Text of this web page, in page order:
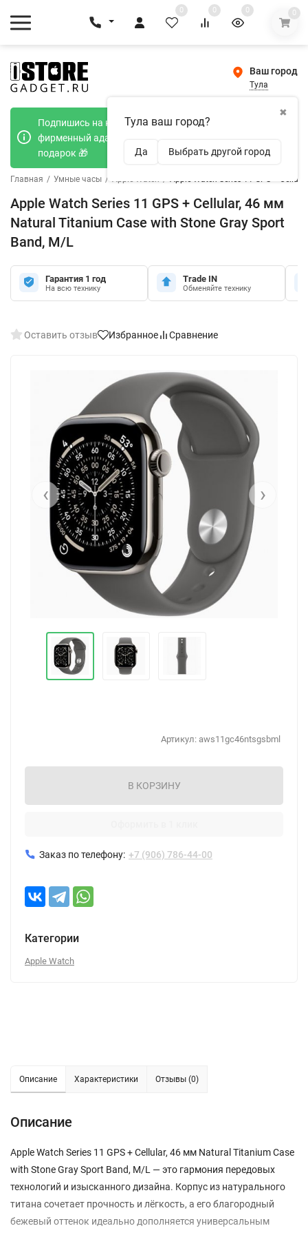
0 0 0 0
Ваш город
Тула
✖
Тула ваш город?
Да Выбрать другой город
Подпишись на наш телеграмм канал и получи
фирменный адаптер Type-C 20W при покупке в
подарок 🎁
Главная / Умные часы / Apple Watch / Apple Watch Series 11 GPS +
Apple Watch Series 11 GPS + Cellular, 46 мм
Natural Titanium Case with Stone Gray Sport
Band, M/L
Гарантия 1 год
На всю технику
Trade IN
Обменяйте технику
Оставить отзыв Избранное Сравнение
‹ ›
Артикул: aws11gc46ntsgsbml
В КОРЗИНУ
Заказ по телефону: +7 (906) 786-44-00
Категории
Apple Watch
Описание Характеристики Отзывы (0)
Описание
Apple Watch Series 11 GPS + Cellular, 46 мм Natural Titanium Case
with Stone Gray Sport Band, M/L — это гармония передовых
технологий и изысканного дизайна. Корпус из натурального
титана сочетает прочность и лёгкость, а его благородный
бежевый оттенок идеально дополняется универсальным